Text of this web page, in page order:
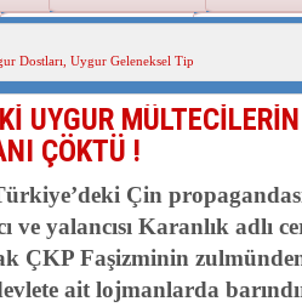
TÜRKİSTAN’DAKİ UYGULAMALARI
BAŞKANI DOÇ.DR.KAAN : DOĞU
KAYNAYAN YARAMIZ : ÇİN İŞGALİNDEKİ
Dostları Uygur Geleneksel Tip
UYGUR
ÇÖKTÜ !
Çin
ve yalancısı Karanlık adlı
ÇKP Faşizminin
ait lojmanlarda